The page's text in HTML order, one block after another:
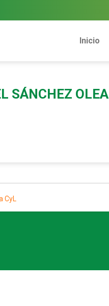
Inicio
SÁNCHEZ OLEA